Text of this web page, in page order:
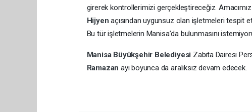
girerek kontrollerimizi gerçekleştireceğiz.
Hijyenaçısından uygunsuz olan işletmeleri tespit
Bu tür işletmelerin Manisa’da bulunmasını
Manisa Büyükşehir Belediyesi Zabıta Dairesi
Ramazan ayı boyunca da aralıksız devam edecek.